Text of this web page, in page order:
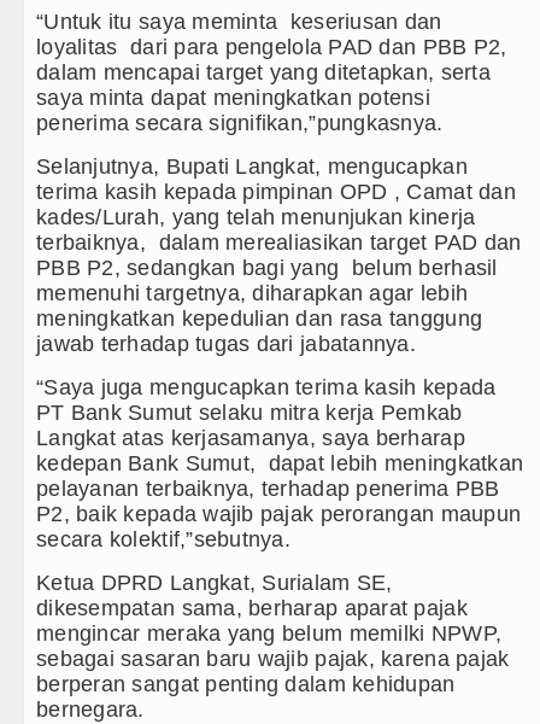
di Seoul Minggu 9 Agustus 2026 Pukul 18.00 WIB
Kinerja Kadis Perkimcikataru Medan
Kelapa di Nias Utara
Ini Daftar Lengkapnya
Pelayanan Publik yang Cepat dan Humanis
Catur Antar Wartawan, Ajang Silahturahmi
se-Kepulauan Nias Percepat Usulan BKP 2027
“Untuk itu saya meminta keseriusan dan
loyalitas dari para pengelola PAD dan PBB P2,
dalam mencapai target yang ditetapkan, serta
saya minta dapat meningkatkan potensi
penerima secara signifikan,”pungkasnya.
Selanjutnya, Bupati Langkat, mengucapkan
terima kasih kepada pimpinan OPD , Camat dan
kades/Lurah, yang telah menunjukan kinerja
terbaiknya, dalam merealiasikan target PAD dan
PBB P2, sedangkan bagi yang belum berhasil
memenuhi targetnya, diharapkan agar lebih
meningkatkan kepedulian dan rasa tanggung
jawab terhadap tugas dari jabatannya.
“Saya juga mengucapkan terima kasih kepada
PT Bank Sumut selaku mitra kerja Pemkab
Langkat atas kerjasamanya, saya berharap
kedepan Bank Sumut, dapat lebih meningkatkan
pelayanan terbaiknya, terhadap penerima PBB
P2, baik kepada wajib pajak perorangan maupun
secara kolektif,”sebutnya.
Ketua DPRD Langkat, Surialam SE,
dikesempatan sama, berharap aparat pajak
mengincar meraka yang belum memilki NPWP,
sebagai sasaran baru wajib pajak, karena pajak
berperan sangat penting dalam kehidupan
bernegara.